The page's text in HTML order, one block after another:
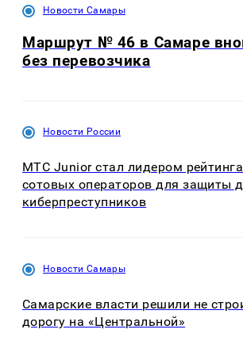
Новости Самары
Маршрут № 46 в Самаре
без перевозчика
Новости России
МТС Junior стал лидером
сотовых операторов для защиты
киберпреступников
Новости Самары
Самарские власти решили не
дорогу на «Центральной»